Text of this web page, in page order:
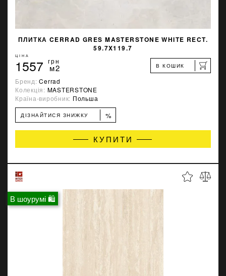
ПЛИТКА CERRAD GRES MASTERSTONE WHITE RECT.
59.7X119.7
ЦІНА
1557 грн
м2 В КОШИК
Бренд:Cerrad
Колекція: MASTERSTONE
Країна-виробник: Польша
ДІЗНАЙТИСЯ ЗНИЖКУ %
КУПИТИ
В шоурумі 🛍